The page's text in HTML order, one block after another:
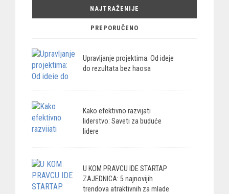
NAJTRAŽENIJE
PREPORUČENO
Upravljanje projektima: Od ideje
do rezultata bez haosa
Kako efektivno razvijati
liderstvo: Saveti za buduće
lidere
U KOM PRAVCU IDE STARTAP
ZAJEDNICA: 5 najnovijih
trendova atraktivnih za mlade